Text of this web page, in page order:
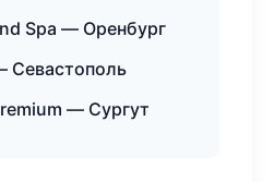
Spa — Оренбург
Севастополь
— Сургут